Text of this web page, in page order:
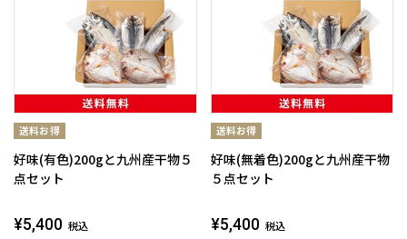
好味(有色)200gと九州産干物５
点セット
¥5,400 税込
好味(無着色)200gと九州産干物
５点セット
¥5,400 税込